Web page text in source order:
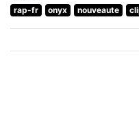
rap-fr onyx nouveaute